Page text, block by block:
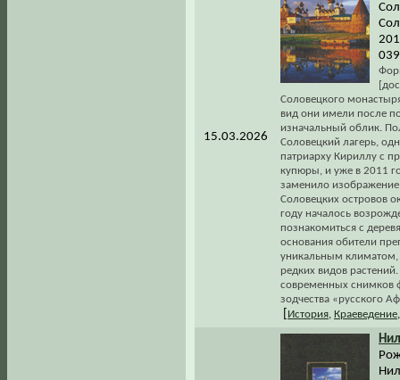
15.03.2026
Соловецкого
вид они имели после
изначальный облик.
Соловецкий лагерь,
патриарху Кириллу с
купюры, и уже в 2011
заменило
Соловецких островов
году началось
познакомиться с
основания обители
уникальным климатом,
редких видов
современных снимков
зодчества «русского
История, Краеведение